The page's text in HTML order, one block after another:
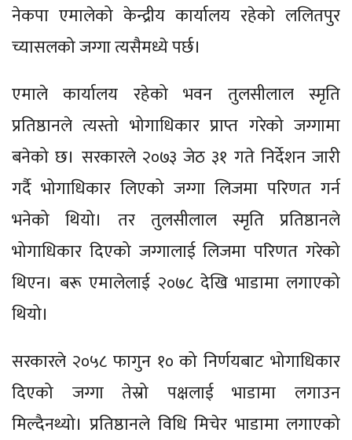
नेकपा एमालेको केन्द्रीय कार्यालय रहेको ललितपुर
च्यासलको जग्गा त्यसैमध्ये पर्छ।
एमाले कार्यालय रहेको भवन तुलसीलाल स्मृति
प्रतिष्ठानले त्यस्तो भोगाधिकार प्राप्त गरेको जग्गामा
बनेको छ। सरकारले २०७३ जेठ ३१ गते निर्देशन जारी
गर्दै भोगाधिकार लिएको जग्गा लिजमा परिणत गर्न
भनेको थियो। तर तुलसीलाल स्मृति प्रतिष्ठानले
भोगाधिकार दिएको जग्गालाई लिजमा परिणत गरेको
थिएन। बरू एमालेलाई २०७८ देखि भाडामा लगाएको
थियो।
सरकारले २०५८ फागुन १० को निर्णयबाट भोगाधिकार
दिएको जग्गा तेस्रो पक्षलाई भाडामा लगाउन
मिल्दैनथ्यो। प्रतिष्ठानले विधि मिचेर भाडामा लगाएको